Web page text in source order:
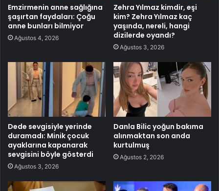
Emzirmenin anne sağlığına
şaşırtan faydaları: Çoğu
anne bunları bilmiyor
Ağustos 4, 2026
Zehra Yılmaz kimdir, eşi
kim? Zehra Yılmaz kaç
yaşında, nereli, hangi
dizilerde oyandı?
Ağustos 3, 2026
Dede sevgisiyle yerinde
duramadı: Minik çocuk
ayaklarına kapanarak
sevgisini böyle gösterdi
Ağustos 3, 2026
Danla Bilic yoğun bakıma
alınmaktan son anda
kurtulmuş
Ağustos 2, 2026